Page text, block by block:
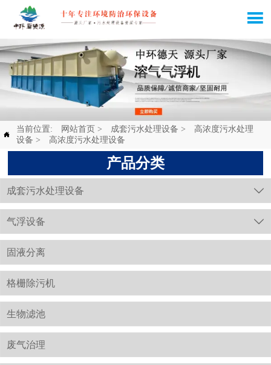


当前位置: 网站首页 > 成套污水处理设备 >
高浓度污水处理
设备 > 高浓度污水处理设备
产品分类
成套污水处理设备 
气浮设备 
固液分离
格栅除污机
生物滤池
废气治理